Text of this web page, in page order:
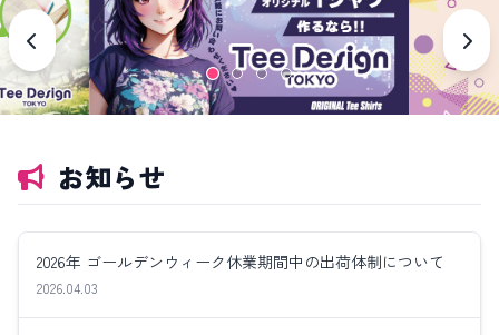
お知らせ
2026年 ゴールデンウィーク休業期間中の出荷体制について
2026.04.03